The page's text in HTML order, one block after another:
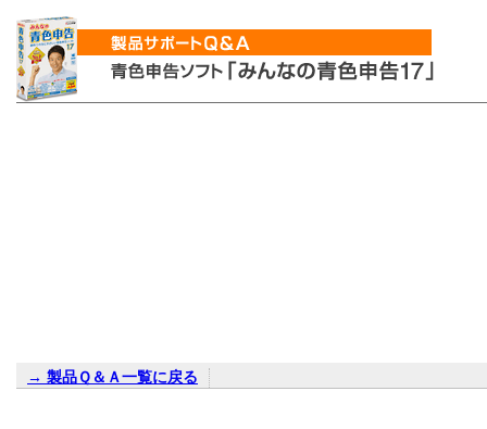
→ 製品Ｑ＆Ａ一覧に戻る